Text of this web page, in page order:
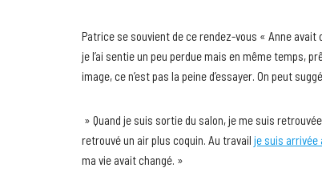
Patrice se souvient de ce rendez-vous « Anne avait
je l’ai sentie un peu perdue mais en même temps,
image, ce n’est pas la peine d’essayer. On peut
» Quand je suis sortie du salon, je me suis
retrouvé un air plus coquin. Au travail je suis arrivée
ma vie avait changé. »